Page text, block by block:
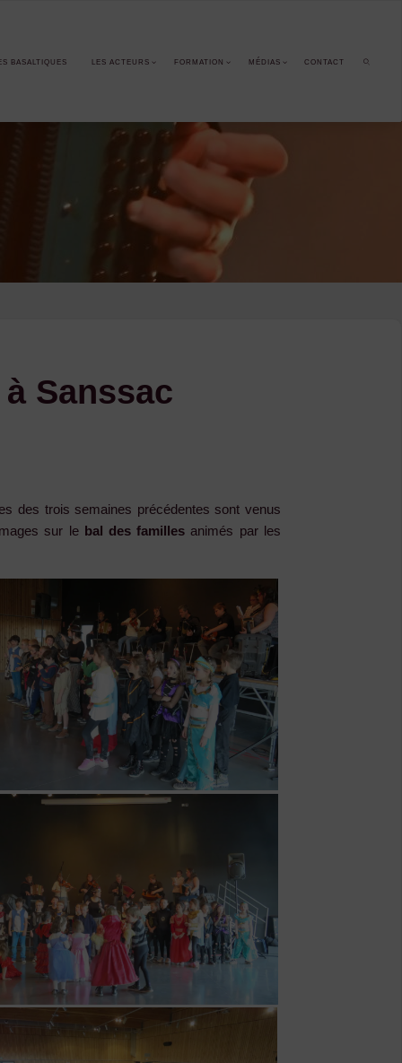
BASALTIQUES LES ACTEURS FORMATION MÉDIAS CONTACT
Sanssac
des trois semaines précédentes sont venus
sur lebal des familles animés par les